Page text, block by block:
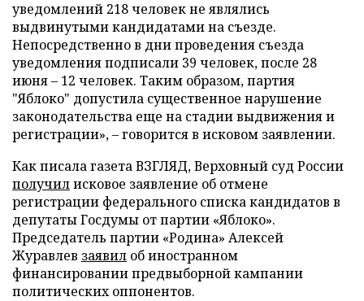
уведомлений 218 человек не являлись
выдвинутыми кандидатами на съезде.
Непосредственно в дни проведения съезда
уведомления подписали 39 человек, после 28
июня – 12 человек. Таким образом, партия
"Яблоко" допустила существенное нарушение
законодательства еще на стадии выдвижения и
регистрации», – говорится в исковом заявлении.
Как писала газета ВЗГЛЯД, Верховный суд России
получилисковое заявление об отмене
регистрации федерального списка кандидатов в
депутаты Госдумы от партии «Яблоко».
Председатель партии «Родина» Алексей
Журавлев заявил об иностранном
финансировании предвыборной кампании
политических оппонентов.